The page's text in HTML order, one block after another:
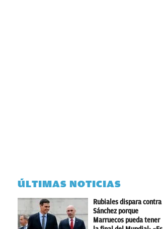
ÚLTIMAS NOTICIAS
Rubiales dispara contra
Sánchez porque
Marruecos pueda tener